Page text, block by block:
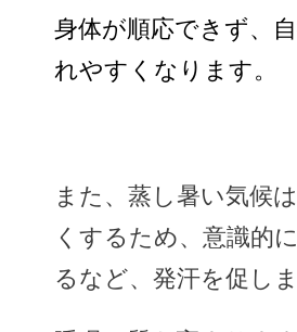
身体が順応できず、
れやすくなります。
また、蒸し暑い気候
くするため、意識的
るなど、発汗を促し